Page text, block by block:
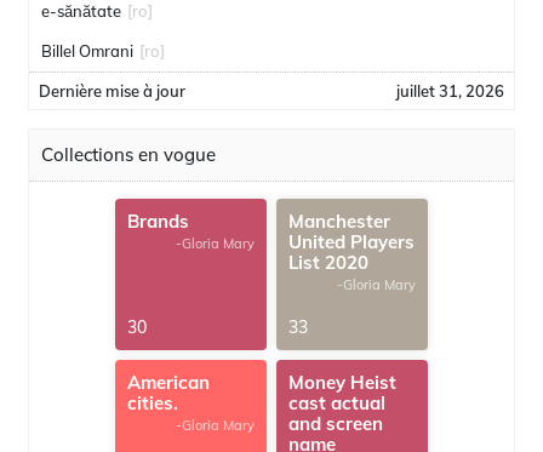
e-sănătate [ro]
Billel Omrani [ro]
Dernière mise à jour juillet 31, 2026
Collections en vogue
Brands
-Gloria Mary
30
Manchester
United Players
List 2020
-Gloria Mary
33
American
cities.
-Gloria Mary
Money Heist
cast actual
and screen
name